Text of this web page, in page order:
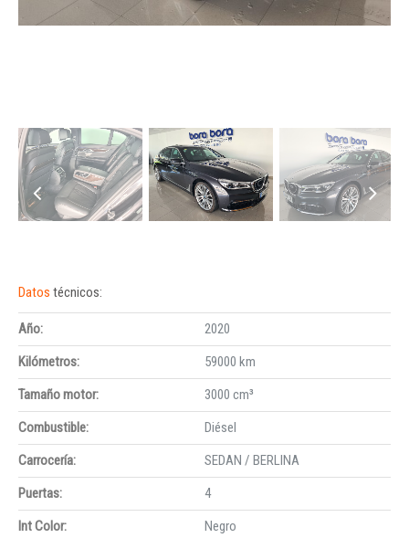
Datos técnicos:
Año:
2020
Kilómetros:
59000 km
Tamaño motor:
3000 cm³
Combustible:
Diésel
Carrocería:
SEDAN / BERLINA
Puertas:
4
Int Color:
Negro